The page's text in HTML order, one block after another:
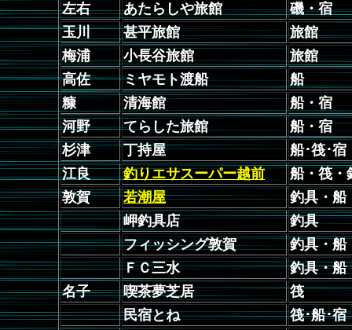
左右
あたらしや旅館
磯・宿
玉川
甚平旅館
旅館
梅浦
小長谷旅館
旅館
高佐
ミヤモト渡船
船
糠
清海館
船・宿
河野
てらした旅館
船・宿
杉津
丁持屋
船･筏･宿
江良
釣りエサスーパー越前
船・筏・
敦賀
若潮屋
釣具・船
岬釣具店
釣具
フィッシング敦賀
釣具・船
ＦＣ三水
釣具・船
名子
喫茶夢芝居
筏
民宿とね
筏･船･宿